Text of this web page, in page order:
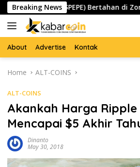
Skip
to
content
Breaking News
Pepe ($PEPE) Bertahan di Zona
About Advertise Kontak
Home ALT-COINS
ALT-COINS
Akankah Harga Ripple
Mencapai $5 Akhir
Dinanto
May 30, 2018